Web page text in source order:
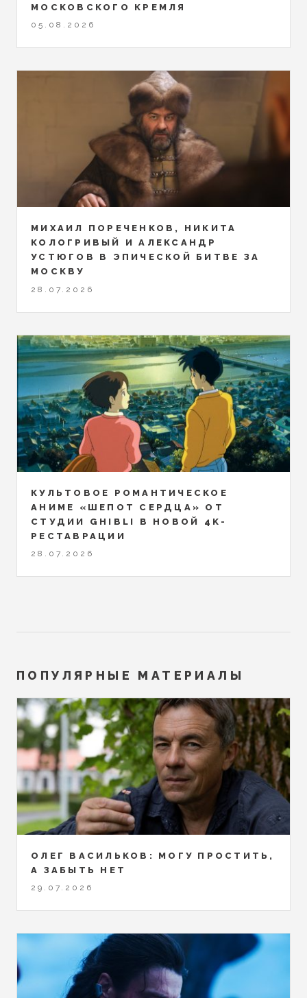
МОСКОВСКОГО КРЕМЛЯ
05.08.2026
МИХАИЛ ПОРЕЧЕНКОВ, НИКИТА
КОЛОГРИВЫЙ И АЛЕКСАНДР
УСТЮГОВ В ЭПИЧЕСКОЙ БИТВЕ ЗА
МОСКВУ
28.07.2026
КУЛЬТОВОЕ РОМАНТИЧЕСКОЕ
АНИМЕ «ШЕПОТ СЕРДЦА» ОТ
СТУДИИ GHIBLI В НОВОЙ 4K-
РЕСТАВРАЦИИ
28.07.2026
ПОПУЛЯРНЫЕ МАТЕРИАЛЫ
ОЛЕГ ВАСИЛЬКОВ: МОГУ ПРОСТИТЬ,
А ЗАБЫТЬ НЕТ
29.07.2026